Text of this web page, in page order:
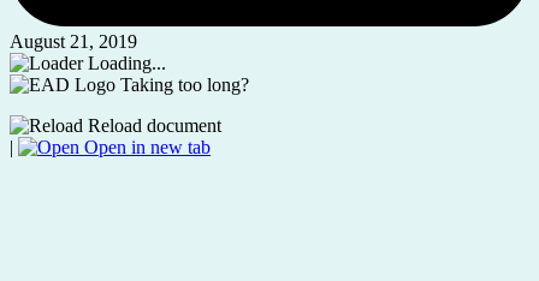
August 21, 2019
Loading...
Taking too long?
Reload document
|
Open in new tab